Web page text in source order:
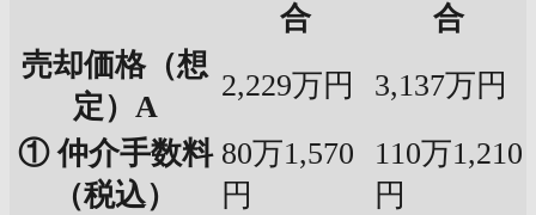
合
合
売却価格（想
定）A
2,229万円
3,137万円
① 仲介手数料
（税込）
80万1,570
円
110万1,210
円